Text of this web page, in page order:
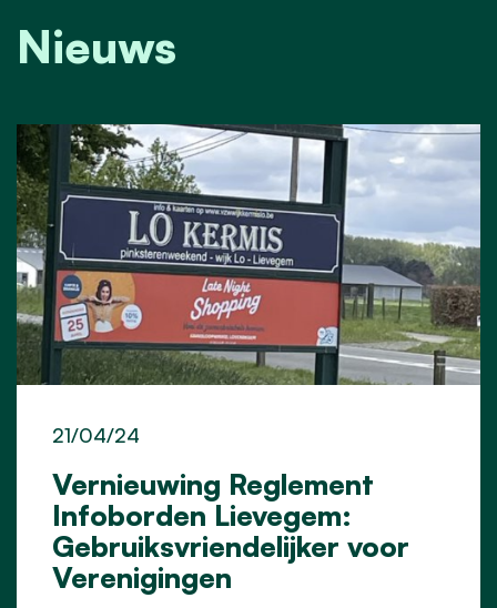
Nieuws
Vernieuwing Reglement
Infoborden Lievegem:
Gebruiksvriendelijker voor
Verenigingen
21/04/24